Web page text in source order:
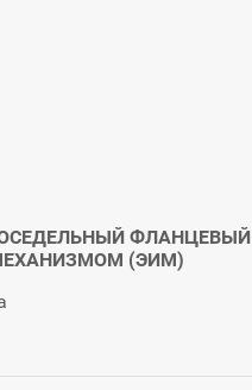
ФЛАНЦЕВЫЙ
(ЭИМ)